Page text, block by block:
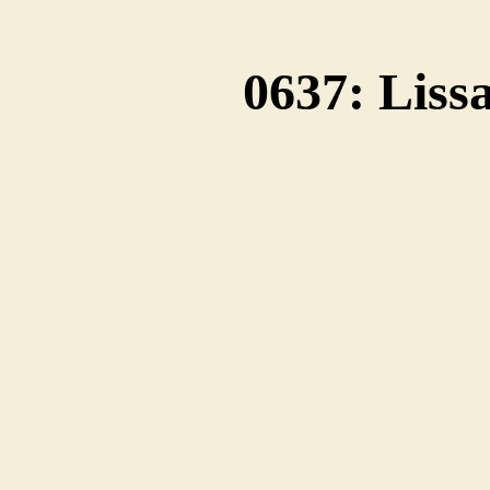
0637: